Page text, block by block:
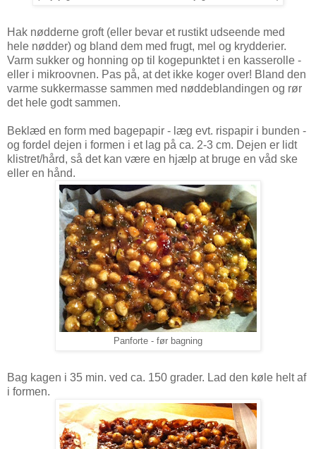
Hak nødderne groft (eller bevar et rustikt udseende med
hele nødder) og bland dem med frugt, mel og krydderier.
Varm sukker og honning op til kogepunktet i en kasserolle -
eller i mikroovnen. Pas på, at det ikke koger over! Bland den
varme sukkermasse sammen med nøddeblandingen og rør
det hele godt sammen.
Beklæd en form med bagepapir - læg evt. rispapir i bunden -
og fordel dejen i formen i et lag på ca. 2-3 cm. Dejen er lidt
klistret/hård, så det kan være en hjælp at bruge en våd ske
eller en hånd.
Panforte - før bagning
Bag kagen i 35 min. ved ca. 150 grader. Lad den køle helt af
i formen.